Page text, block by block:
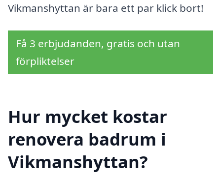
Vikmanshyttan är bara ett par klick bort!
Få 3 erbjudanden, gratis och utan
förpliktelser
Hur mycket kostar
renovera badrum i
Vikmanshyttan?